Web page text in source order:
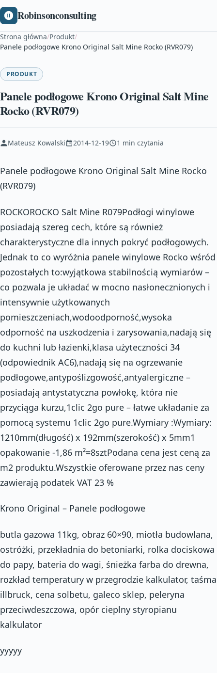
Robinsonconsulting
Strona główna/Produkt/
Panele podłogowe Krono Original Salt Mine Rocko (RVR079)
PRODUKT
Panele podłogowe Krono Original Salt Mine
Rocko (RVR079)
Mateusz Kowalski 2014-12-19 1 min czytania
Panele podłogowe Krono Original Salt Mine Rocko
(RVR079)
ROCKOROCKO Salt Mine R079Podłogi winylowe
posiadają szereg cech, które są również
charakterystyczne dla innych pokryć podłogowych.
Jednak to co wyróżnia panele winylowe Rocko wśród
pozostałych to:wyjątkowa stabilnością wymiarów –
co pozwala je układać w mocno nasłonecznionych i
intensywnie użytkowanych
pomieszczeniach,wodoodporność,wysoka
odporność na uszkodzenia i zarysowania,nadają się
do kuchni lub łazienki,klasa użyteczności 34
(odpowiednik AC6),nadają się na ogrzewanie
podłogowe,antypoślizgowość,antyalergiczne –
posiadają antystatyczna powłokę, która nie
przyciąga kurzu,1clic 2go pure – łatwe układanie za
pomocą systemu 1clic 2go pure.Wymiary :Wymiary:
1210mm(długość) x 192mm(szerokość) x 5mm1
opakowanie -1,86 m²=8sztPodana cena jest ceną za
m2 produktu.Wszystkie oferowane przez nas ceny
zawierają podatek VAT 23 %
Krono Original – Panele podłogowe
butla gazowa 11kg, obraz 60×90, miotła budowlana,
ostróżki, przekładnia do betoniarki, rolka dociskowa
do papy, bateria do wagi, śnieżka farba do drewna,
rozkład temperatury w przegrodzie kalkulator, taśma
illbruck, cena solbetu, galeco sklep, peleryna
przeciwdeszczowa, opór cieplny styropianu
kalkulator
yyyyy